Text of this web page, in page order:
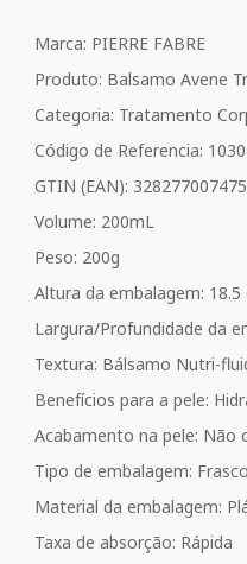
Marca: PIERRE FABRE
Produto: Balsamo Avene
Categoria: Tratamento
Código de Referencia:
GTIN (EAN):
Volume: 200mL
Peso: 200g
Altura da embalagem: 18.5
Largura/Profundidade da
Textura: Bálsamo Nutri-
Benefícios para a pele:
Acabamento na pele: Não
Tipo de embalagem: Frasco
Material da embalagem:
Taxa de absorção: Rápida